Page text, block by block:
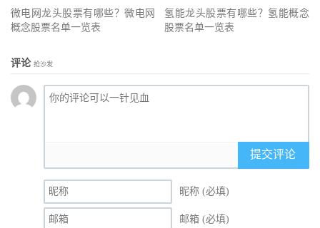
微电网龙头股票有哪些？微电网
概念股票名单一览表
氢能龙头股票有哪些？氢能概念
股票名单一览表
评论 抢沙发
提交评论
昵称 (必填)
邮箱 (必填)